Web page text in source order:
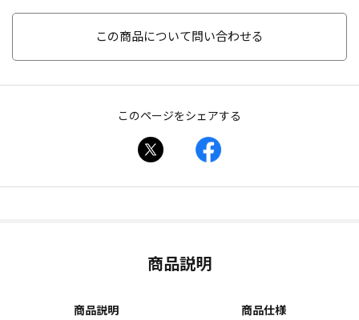
この商品について問い合わせる
このページをシェアする
商品説明
商品説明 商品仕様